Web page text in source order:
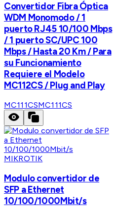
Convertidor Fibra Óptica
WDM Monomodo / 1
puerto RJ45 10/100 Mbps
/ 1 puerto SC/UPC 100
Mbps / Hasta 20 Km / Para
su Funcionamiento
Requiere el Modelo
MC112CS / Plug and Play
MC111CSMC111CS
MIKROTIK
Modulo convertidor de
SFP a Ethernet
10/100/1000Mbit/s